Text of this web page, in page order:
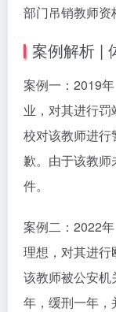
部门吊销教师资
案例解析 |
案例一：2019
业，对其进行
校对该教师进
歉。由于该教
件。
案例二：2022
理想，对其进行
该教师被公安
年，缓刑一年，